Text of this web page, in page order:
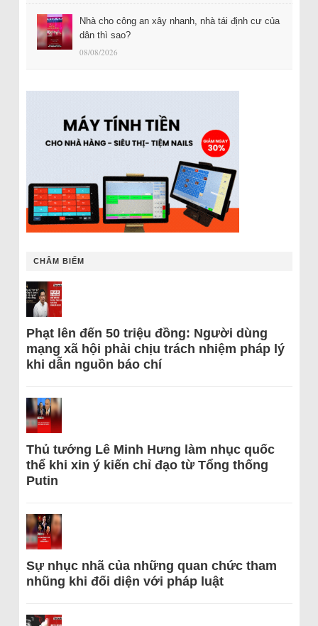
Nhà cho công an xây nhanh, nhà tái định cư của
dân thì sao?
08/08/2026
CHÂM BIẾM
Phạt lên đến 50 triệu đồng: Người dùng
mạng xã hội phải chịu trách nhiệm pháp lý
khi dẫn nguồn báo chí
Thủ tướng Lê Minh Hưng làm nhục quốc
thể khi xin ý kiến chỉ đạo từ Tổng thống
Putin
Sự nhục nhã của những quan chức tham
nhũng khi đối diện với pháp luật